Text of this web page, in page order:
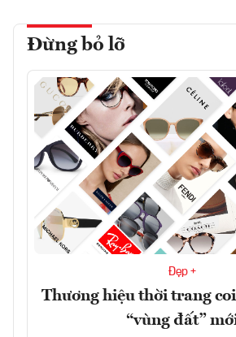
Đừng bỏ lỡ
Đẹp +
Thương hiệu thời trang
“vùng đất”